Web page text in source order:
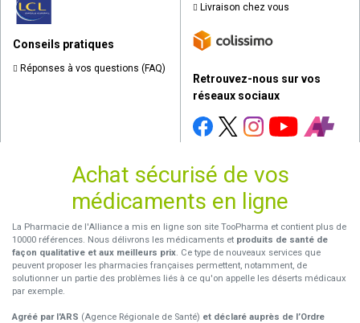
Conseils pratiques
Réponses à vos questions (FAQ)
Livraison chez vous
Retrouvez-nous sur vos
réseaux sociaux
Achat sécurisé de vos
médicaments en ligne
La Pharmacie de l'Alliance a mis en ligne son site TooPharma et contient plus de
10000 références. Nous délivrons les médicaments et produits de santé de
façon qualitative et aux meilleurs prix. Ce type de nouveaux services que
peuvent proposer les pharmacies françaises permettent, notamment, de
solutionner un partie des problèmes liés à ce qu'on appelle les déserts médicaux
par exemple.
Agréé par l'ARS (Agence Régionale de Santé) et déclaré auprès de l’Ordre